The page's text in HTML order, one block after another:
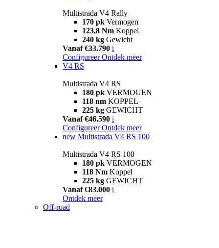
Multistrada V4 Rally
170 pk Vermogen
123,8 Nm Koppel
240 kg Gewicht
Vanaf €33.790 i
Configureer Ontdek meer
V4 RS
Multistrada V4 RS
180 pk VERMOGEN
118 nm KOPPEL
225 kg GEWICHT
Vanaf €46.590 i
Configureer Ontdek meer
new Multistrada V4 RS 100
Multistrada V4 RS 100
180 pk VERMOGEN
118 Nm Koppel
225 kg GEWICHT
Vanaf €83.000 i
Ontdek meer
Off-road